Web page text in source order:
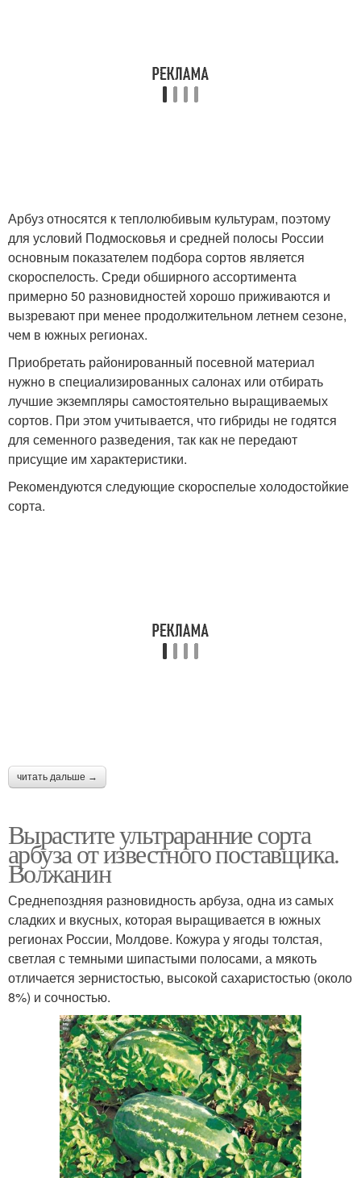
Арбуз относятся к теплолюбивым культурам, поэтому
для условий Подмосковья и средней полосы России
основным показателем подбора сортов является
скороспелость. Среди обширного ассортимента
примерно 50 разновидностей хорошо приживаются и
вызревают при менее продолжительном летнем сезоне,
чем в южных регионах.
Приобретать районированный посевной материал
нужно в специализированных салонах или отбирать
лучшие экземпляры самостоятельно выращиваемых
сортов. При этом учитывается, что гибриды не годятся
для семенного разведения, так как не передают
присущие им характеристики.
Рекомендуются следующие скороспелые холодостойкие
сорта.
читать дальше →
Вырастите ультраранние сорта
арбуза от известного поставщика.
Волжанин
Среднепоздняя разновидность арбуза, одна из самых
сладких и вкусных, которая выращивается в южных
регионах России, Молдове. Кожура у ягоды толстая,
светлая с темными шипастыми полосами, а мякоть
отличается зернистостью, высокой сахаристостью (около
8%) и сочностью.